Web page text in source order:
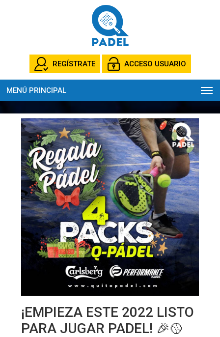
REGÍSTRATE ACCESO USUARIO
MENÚ PRINCIPAL
¡EMPIEZA ESTE 2022 LISTO
PARA JUGAR PADEL! 🎉🥎